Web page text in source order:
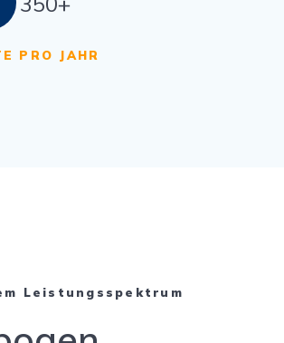
PRO JAHR
Leistungsspektrum